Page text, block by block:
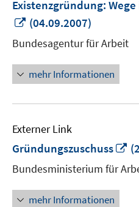
Existenzgründung:
In
neuem
Fenster
öffnen
(04.09.2007)
Bundesagentur für Arbeit
mehr Informationen
Externer Link
Gründungszuschuss
In
Bundesministerium für
mehr Informationen